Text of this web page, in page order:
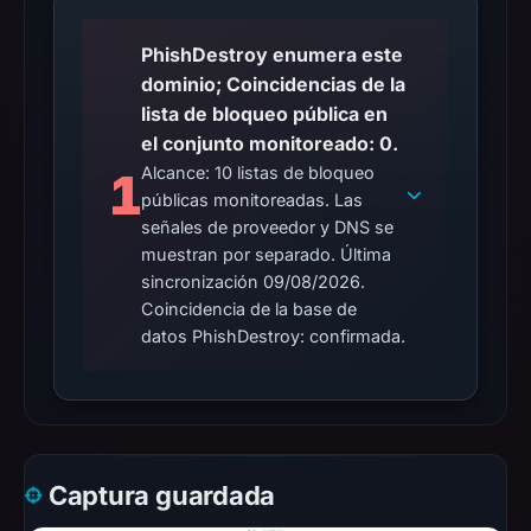
1
PhishDestroy enumera este
dominio; Coincidencias de la
lista de bloqueo pública en
el conjunto monitoreado: 0.
Alcance: 10 listas de bloqueo
públicas monitoreadas. Las
señales de proveedor y DNS se
muestran por separado. Última
sincronización 09/08/2026.
Coincidencia de la base de
datos PhishDestroy: confirmada.
Captura guardada